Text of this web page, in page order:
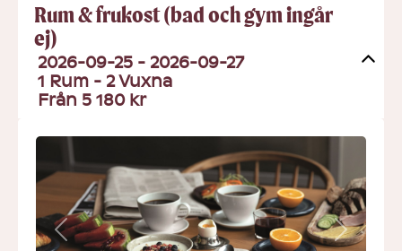
Rum & frukost (bad och gym ingår
ej)
2026-09-25 - 2026-09-27
1 Rum - 2Vuxna
Från 5 180 kr
Previous Next